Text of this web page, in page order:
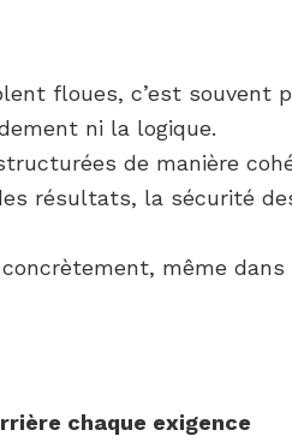
floues, c’est souvent
ni la logique.
de manière
résultats, la sécurité
même
chaque exigence